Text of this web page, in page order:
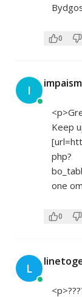
0
I impaism
Keep
[url=
php?
one
0
L